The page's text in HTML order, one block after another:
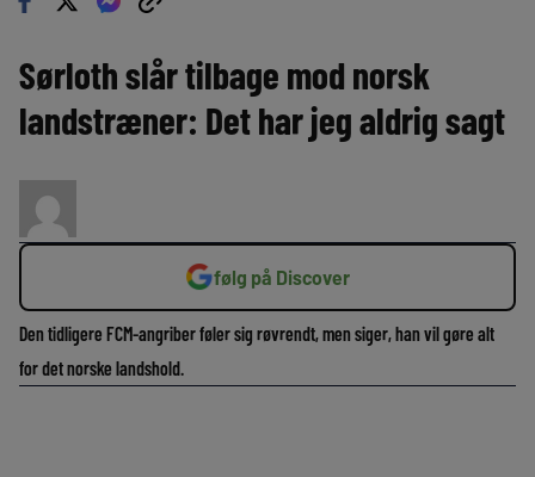
Sørloth slår tilbage mod norsk
landstræner: Det har jeg aldrig sagt
følg på Discover
Den tidligere FCM-angriber føler sig røvrendt, men siger, han vil gøre alt
for det norske landshold.